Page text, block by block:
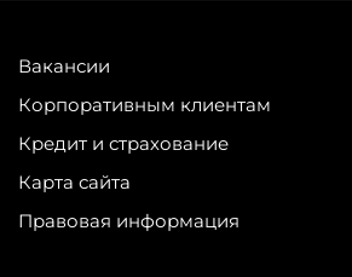
Вакансии
Корпоративным клиентам
Кредит и страхование
Карта сайта
Правовая информация